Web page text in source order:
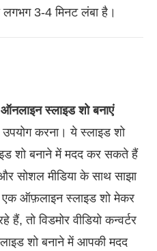
3-4 मिनट लंबा है।
ऑनलाइन स्लाइड शो बनाएं
उपयोग करना। ये स्लाइड शो
शो बनाने में मदद कर सकते हैं
सोशल मीडिया के साथ साझा
ऑफ़लाइन स्लाइड शो मेकर
तो विडमोर वीडियो कन्वर्टर
शो बनाने में आपकी मदद